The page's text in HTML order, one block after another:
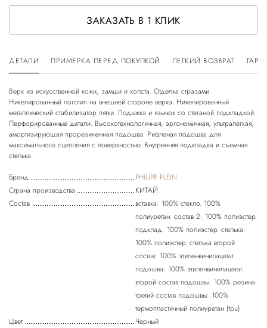
ЗАКАЗАТЬ В 1 КЛИК
ДЕТАЛИ ПРИМЕРКА ПЕРЕД ПОКУПКОЙ ЛЕГКИЙ ВОЗВРАТ
Верх из искусственной кожи, замши и холста. Отделка стразами.
Никелированный логотип на внешней стороне верха. Никелированный
металлический стабилизатор пятки. Лодыжка и язычок со стеганой подкладкой.
Перфорированные детали. Высокотехнологичная, эргономичная, ультралегкая,
амортизирующая прорезиненная подошва. Рифленая подошва для
максимального сцепления с поверхностью. Внутренняя подкладка и съемная
Бренд
PHILIPP PLEIN
Страна производства
КИТАЙ
Состав
вставка: 100% стекло. 100%
полиуретан. состав 2: 100% полиэстер.
подклад: 100% полиэстер. стелька:
100% полиэстер. стелька второй
состав: 100% этиленвинилацетат.
подошва: 100% этиленвинилацетат.
второй состав подошвы: 100% резина.
третий состав подошвы: 100%
термопластичный полиуретан (tpu)
Цвет
Черный